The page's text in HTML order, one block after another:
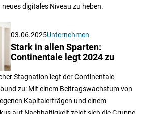
digitales Niveau zu heben.
03.06.2025Unternehmen
Stark in allen Sparten:
Continentale legt 2024 zu
Stagnation legt der Continentale
zu: Mit einem Beitragswachstum von
Kapitalerträgen und einem